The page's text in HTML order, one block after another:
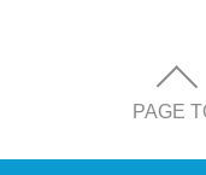
PAGE